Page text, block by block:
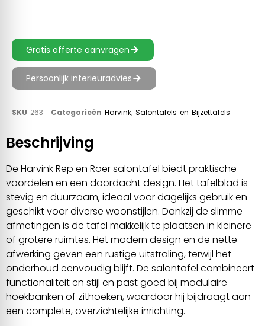
Gratis offerte aanvragen
Persoonlijk interieuradvies
SKU 263 Categorieën Harvink, Salontafels en Bijzettafels
Beschrijving
De Harvink Rep en Roer salontafel biedt praktische
voordelen en een doordacht design. Het tafelblad is
stevig en duurzaam, ideaal voor dagelijks gebruik en
geschikt voor diverse woonstijlen. Dankzij de slimme
afmetingen is de tafel makkelijk te plaatsen in kleinere
of grotere ruimtes. Het modern design en de nette
afwerking geven een rustige uitstraling, terwijl het
onderhoud eenvoudig blijft. De salontafel combineert
functionaliteit en stijl en past goed bij modulaire
hoekbanken of zithoeken, waardoor hij bijdraagt aan
een complete, overzichtelijke inrichting.